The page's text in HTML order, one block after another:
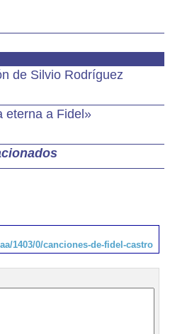
de Silvio Rodríguez
eterna a Fidel»
1403/0/canciones-de-fidel-castro